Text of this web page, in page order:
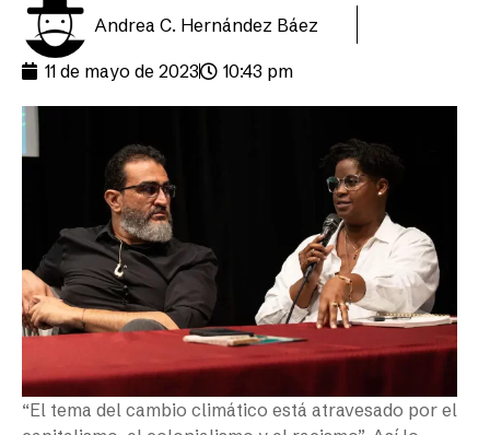
Andrea C. Hernández Báez
11 de mayo de 2023 10:43 pm
“El tema del cambio climático está atravesado por el